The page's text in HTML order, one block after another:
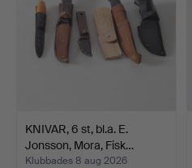
KNIVAR, 6 st, bl.a. E.
Jonsson, Mora, Fisk…
Klubbades 8 aug 2026